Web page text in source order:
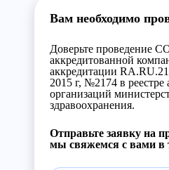
Вам необходимо
Доверьте проведение
аккредитованной
аккредитации
2015 г, №2174 в
организаций
здравоохранения.
Отправьте заявку на
мы свяжемся с вами в